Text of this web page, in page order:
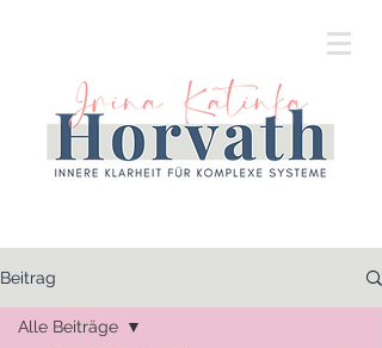
Beitrag
Alle Beiträge